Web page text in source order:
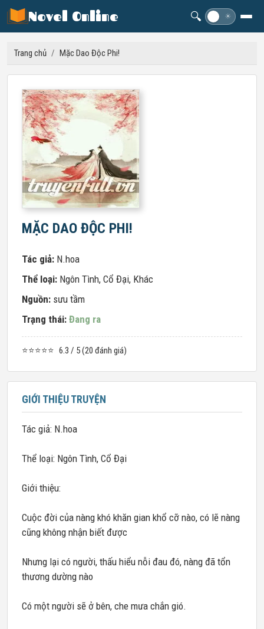
Novel Online 🔍 ☀
Trang chủ / Mặc Dao Độc Phi!
MẶC DAO ĐỘC PHI!
Tác giả: N.hoa
Thể loại: Ngôn Tình, Cổ Đại, Khác
Nguồn: sưu tầm
Trạng thái: Đang ra
⭐⭐⭐⭐⭐ 6.3 / 5 (20 đánh giá)
GIỚI THIỆU TRUYỆN
Tác giả: N.hoa
Thể loại: Ngôn Tình, Cổ Đại
Giới thiệu:
Cuộc đời của nàng khó khăn gian khổ cỡ nào, có lẽ nàng
cũng không nhận biết được
Nhưng lại có người, thấu hiểu nỗi đau đó, nàng đã tổn
thương dường nào
Có một người sẽ ở bên, che mưa chắn gió.